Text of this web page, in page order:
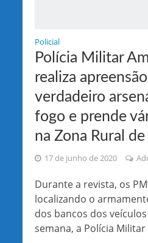
Policial
Polícia Militar
realiza
verdadeiro
fogo e prende
na Zona Rural
17 de junho de 2020
Durante a revista, os
localizando o
dos bancos dos
semana, a Polícia